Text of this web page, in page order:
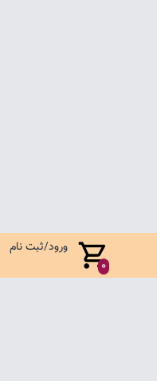
0
ورود/ثبت نام